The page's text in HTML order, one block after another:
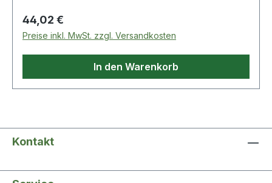
Regulärer Preis:
44,02 €
Preise inkl. MwSt. zzgl. Versandkosten
In den Warenkorb
Kontakt